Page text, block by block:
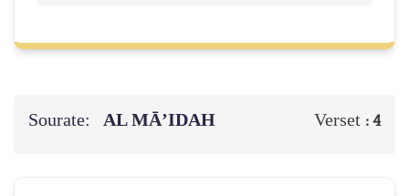
Sourate: AL MĀ’IDAH Verset :4